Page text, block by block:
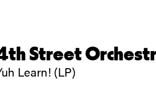
Street
Learn! (LP)